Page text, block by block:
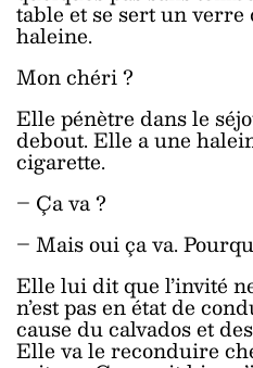
table et se sert un verre
haleine.
Mon chéri ?
Elle pénètre dans le
debout. Elle a une
cigarette.
– Ça va ?
– Mais oui ça va.
Elle lui dit que l’invité
n’est pas en état de
cause du calvados et
Elle va le reconduire